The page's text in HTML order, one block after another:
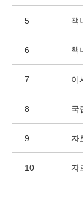
5 책
6 책
7 이
8 국
9 자
10 자